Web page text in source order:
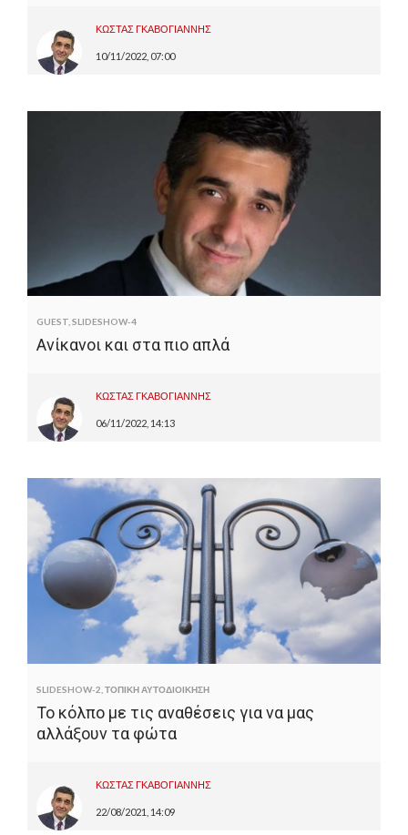
ΚΩΣΤΑΣ ΓΚΑΒΟΓΙΑΝΝΗΣ
10/11/2022, 07:00
GUEST,SLIDESHOW-4
Ανίκανοι και στα πιο απλά
ΚΩΣΤΑΣ ΓΚΑΒΟΓΙΑΝΝΗΣ
06/11/2022, 14:13
SLIDESHOW-2 ΤΟΠΙΚΗ ΑΥΤΟΔΙΟΙΚΗΣΗ
Το κόλπο με τις αναθέσεις για να μας
αλλάξουν τα φώτα
ΚΩΣΤΑΣ ΓΚΑΒΟΓΙΑΝΝΗΣ
22/08/2021, 14:09